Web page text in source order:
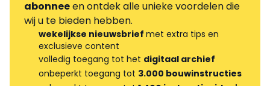
abonneeen ontdek alle unieke voordelen die
wij u te bieden hebben.
wekelijkse nieuwsbrief met extra tips en
exclusieve content
volledig toegang tot het digitaal archief
onbeperkt toegang tot 3.000 bouwinstructies